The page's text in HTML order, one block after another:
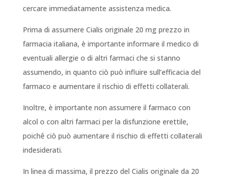
cercare immediatamente assistenza medica.
Prima di assumere Cialis originale 20 mg prezzo in
farmacia italiana, è importante informare il medico di
eventuali allergie o di altri farmaci che si stanno
assumendo, in quanto ciò può influire sull’efficacia del
farmaco e aumentare il rischio di effetti collaterali.
Inoltre, è importante non assumere il farmaco con
alcol o con altri farmaci per la disfunzione erettile,
poichê ciò può aumentare il rischio di effetti collaterali
indesiderati.
In linea di massima, il prezzo del Cialis originale da 20